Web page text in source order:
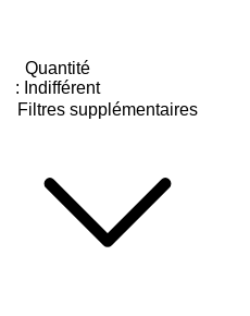
Quantité
: Indifférent
Filtres supplémentaires